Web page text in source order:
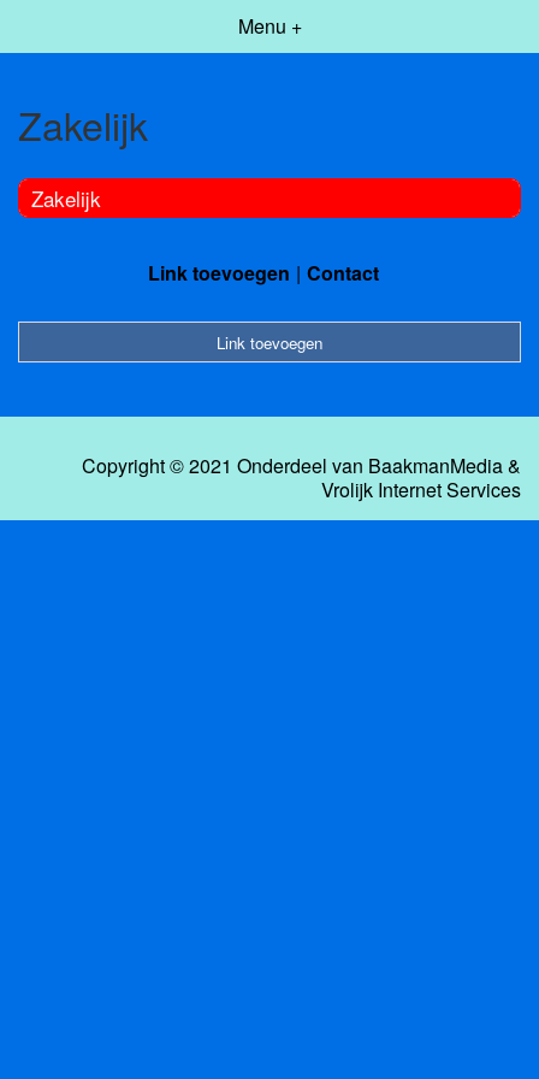
Menu +
Zakelijk
Zakelijk
Link toevoegen Contact
Link toevoegen
Copyright © 2021 Onderdeel van BaakmanMedia&
Vrolijk Internet Services